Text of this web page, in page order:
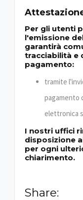
Per gli utenti
l'emissione
garantirà
tracciabilità e
pagamento:
tramite
pagamento
elettronica
I nostri uffici
disposizione
per ogni
chiarimento.
Share: